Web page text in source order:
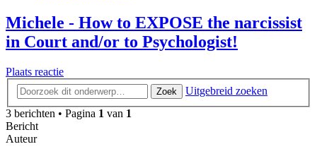
Michele - How to EXPOSE the narcissist
in Court and/or to Psychologist!
Plaats reactie
Zoek
Uitgebreid zoeken
3 berichten • Pagina 1 van 1
Bericht
Auteur